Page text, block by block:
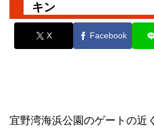
キン
X Facebook
宜野湾海浜公園のゲートの近